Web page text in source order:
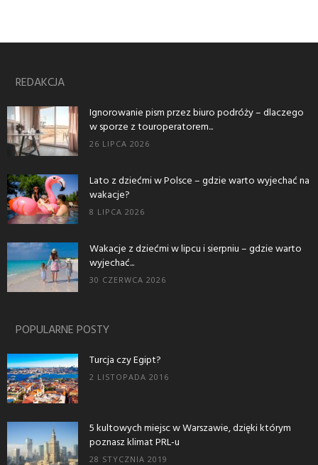
REDAKCJA
Ignorowanie pism przez biuro podróży – dlaczego
w sporze z touroperatorem...
26 LIPCA 2026
Lato z dziećmi w Polsce – gdzie warto wyjechać na
wakacje?
8 LIPCA 2026
Wakacje z dziećmi w lipcu i sierpniu – gdzie warto
wyjechać...
30 CZERWCA 2026
POPULARNE POSTY
Turcja czy Egipt?
2 LISTOPADA 2016
5 kultowych miejsc w Warszawie, dzięki którym
poznasz klimat PRL-u
28 STYCZNIA 2019